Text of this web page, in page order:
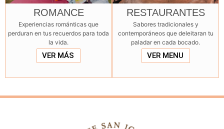
ROMANCE
Experiencias románticas que
perduran en tus recuerdos para toda
la vida.
VER MÁS
RESTAURANTES
⁠Sabores tradicionales y
contemporáneos que deleitaran tu
paladar en cada bocado.
VER MENU